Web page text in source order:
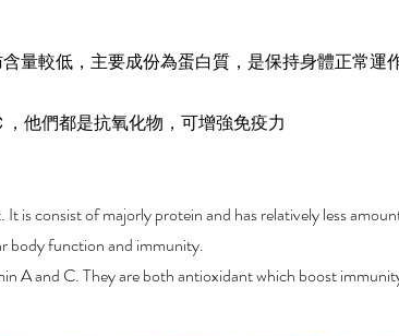
量較低，主要成份為蛋白質，是保持身體正常運
他們都是抗氧化物，可增強免疫力
It is consist of majorly protein and has relatively less
body function and immunity.
A and C. They are both antioxidant which boost